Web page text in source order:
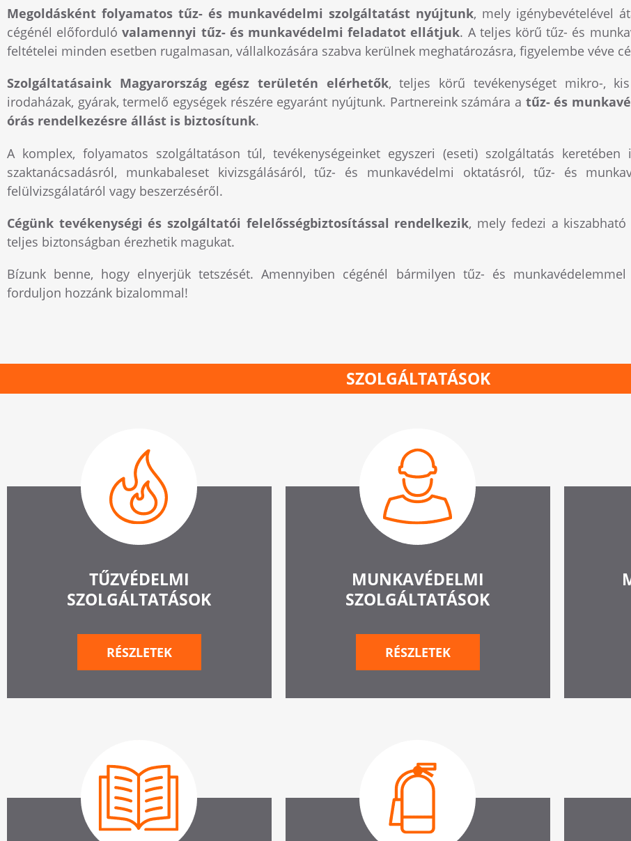
Megoldásként folyamatos tűz- és munkavédelmi szolgáltatást nyújtunk, mely igénybevételével
cégénél előfordulóvalamennyi tűz- és munkavédelmi feladatot ellátjuk. A teljes körű tűz- és
feltételei minden esetben rugalmasan, vállalkozására szabva kerülnek meghatározásra, figyelembe véve
Szolgáltatásaink Magyarország egész területén elérhetők, teljes körű tevékenységet mikro-,
irodaházak, gyárak, termelő egységek részére egyaránt nyújtunk. Partnereink számára a tűz- és
órás rendelkezésre állást is biztosítunk.
A komplex, folyamatos szolgáltatáson túl, tevékenységeinket egyszeri (eseti) szolgáltatás
szaktanácsadásról, munkabaleset kivizsgálásáról, tűz- és munkavédelmi oktatásról, tűz- és
felülvizsgálatáról vagy beszerzéséről.
Cégünk tevékenységi és szolgáltatói felelősségbiztosítással rendelkezik, mely fedezi a
teljes biztonságban érezhetik magukat.
Bízunk benne, hogy elnyerjük tetszését. Amennyiben cégénél bármilyen tűz- és
forduljon hozzánk bizalommal!
SZOLGÁLTATÁSOK
TŰZVÉDELMI
SZOLGÁLTATÁSOK
RÉSZLETEK
MUNKAVÉDELMI
SZOLGÁLTATÁSOK
RÉSZLETEK